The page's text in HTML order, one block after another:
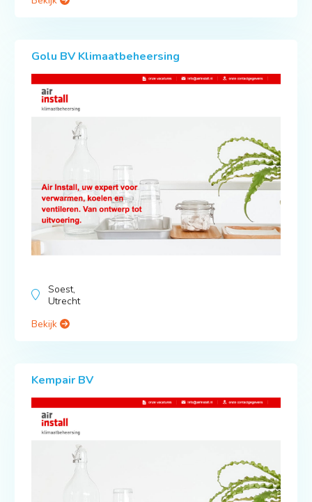
Golu BV Klimaatbeheersing
Soest,
Utrecht
Bekijk
Kempair BV